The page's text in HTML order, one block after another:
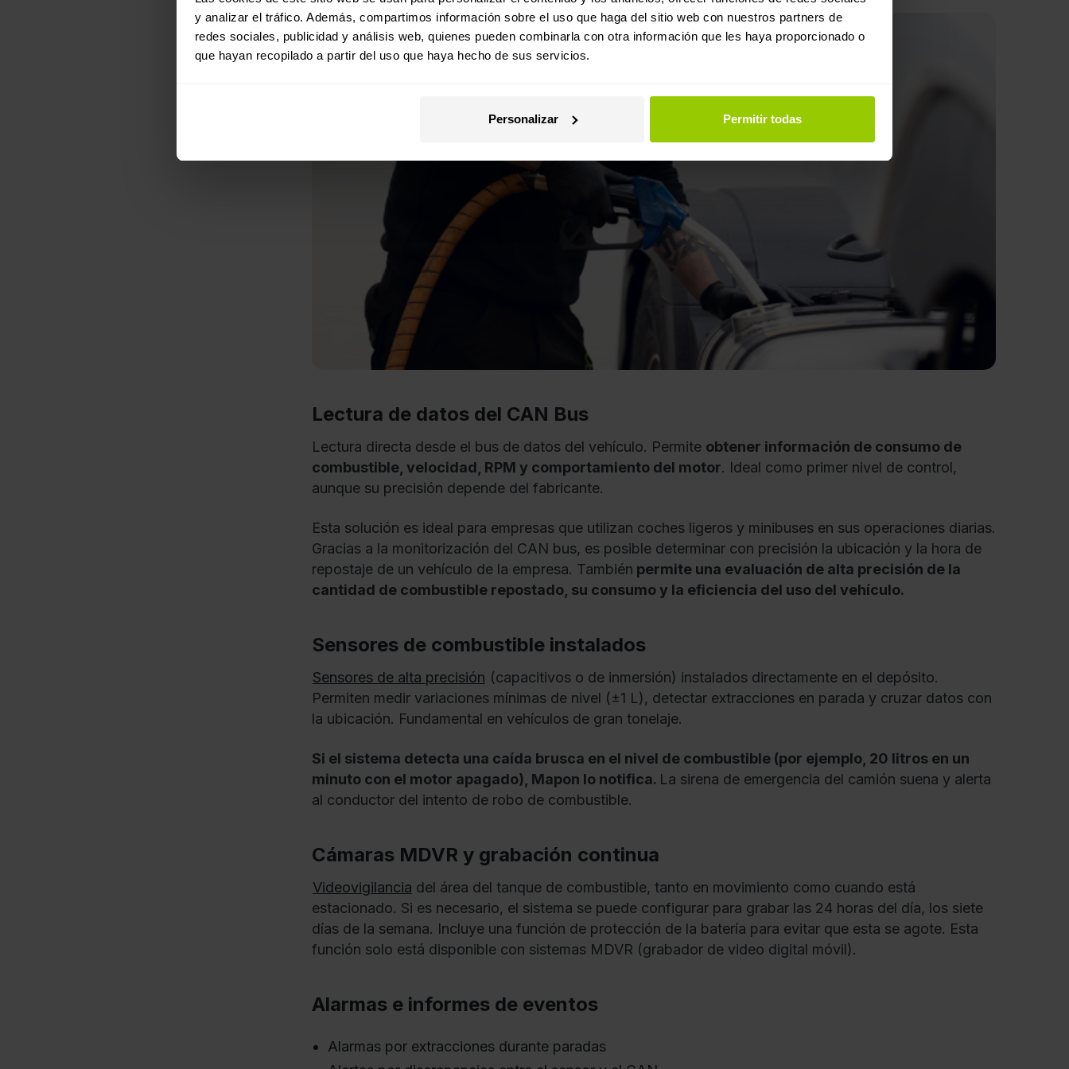
y analizar el tráfico. Además, compartimos información sobre el uso que haga del sitio web con nuestros partners de
redes sociales, publicidad y análisis web, quienes pueden combinarla con otra información que les haya proporcionado o
que hayan recopilado a partir del uso que haya hecho de sus servicios.
Personalizar Permitir todas
Lectura de datos del CAN Bus
Lectura directa desde el bus de datos del vehículo. Permite obtener información de consumo de
combustible, velocidad, RPM y comportamiento del motor. Ideal como primer nivel de control,
aunque su precisión depende del fabricante.
Esta solución es ideal para empresas que utilizan coches ligeros y minibuses en sus operaciones diarias.
Gracias a la monitorización del CAN bus, es posible determinar con precisión la ubicación y la hora de
repostaje de un vehículo de la empresa. También permite una evaluación de alta precisión de la
cantidad de combustible repostado, su consumo y la eficiencia del uso del vehículo.
Sensores de combustible instalados
Sensores de alta precisión (capacitivos o de inmersión) instalados directamente en el depósito.
Permiten medir variaciones mínimas de nivel (±1 L), detectar extracciones en parada y cruzar datos con
la ubicación. Fundamental en vehículos de gran tonelaje.
Si el sistema detecta una caída brusca en el nivel de combustible (por ejemplo, 20 litros en un
minuto con el motor apagado), Mapon lo notifica. La sirena de emergencia del camión suena y alerta
al conductor del intento de robo de combustible.
Cámaras MDVR y grabación continua
Videovigilancia del área del tanque de combustible, tanto en movimiento como cuando está
estacionado. Si es necesario, el sistema se puede configurar para grabar las 24 horas del día, los siete
días de la semana. Incluye una función de protección de la batería para evitar que esta se agote. Esta
función solo está disponible con sistemas MDVR (grabador de video digital móvil).
Alarmas e informes de eventos
Alarmas por extracciones durante paradas